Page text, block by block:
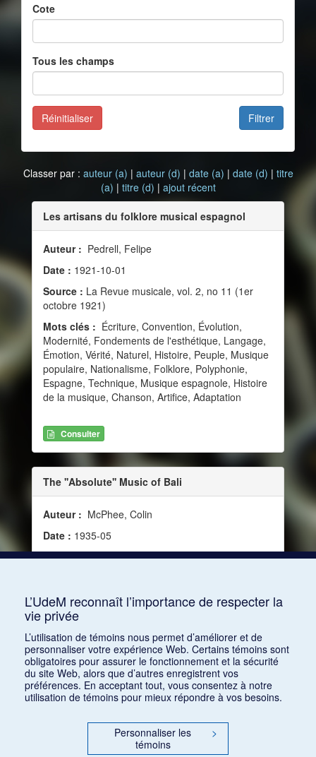
Cote
Tous les champs
Filtrer
Réinitialiser
Classer par : auteur (a) | auteur (d) | date (a) | date (d) | titre
(a) | titre (d) | ajout récent
Les artisans du folklore musical espagnol
Auteur : Pedrell, Felipe
Date : 1921-10-01
Source : La Revue musicale, vol. 2, no 11 (1er
octobre 1921)
Mots clés : Écriture, Convention, Évolution,
Modernité, Fondements de l'esthétique, Langage,
Émotion, Vérité, Naturel, Histoire, Peuple, Musique
populaire, Nationalisme, Folklore, Polyphonie,
Espagne, Technique, Musique espagnole, Histoire
de la musique, Chanson, Artifice, Adaptation
Consulter
The ''Absolute'' Music of Bali
Auteur : McPhee, Colin
Date : 1935-05
Source :Modern Music, vol. 12, no 4 (mai 1935)
L’UdeM reconnaît l’importance de respecter la
vie privée
L’utilisation de témoins nous permet d’améliorer et de
personnaliser votre expérience Web. Certains témoins sont
obligatoires pour assurer le fonctionnement et la sécurité
du site Web, alors que d’autres enregistrent vos
préférences. En acceptant tout, vous consentez à notre
utilisation de témoins pour mieux répondre à vos besoins.
Personnaliser les
témoins
>